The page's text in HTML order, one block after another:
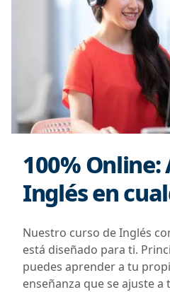
100% Online:
Inglés en
Nuestro curso de Inglés
está diseñado para ti.
puedes aprender a tu
enseñanza que se ajuste a